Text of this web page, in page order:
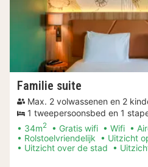
Familie suite
Max. 2 volwassenen en 2
1 tweepersoonsbed en 1
34m2 Gratis wifi Wifi
Rolstoelvriendelijk
Uitzicht
Uitzicht over de stad